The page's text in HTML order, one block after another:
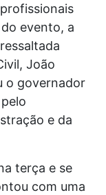
evento, a
João
o governador
e da
terça e se
com uma